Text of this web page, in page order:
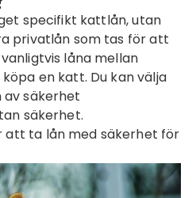
specifikt kattlån, utan
privatlån som tas för att
låna mellan
en katt. Du kan välja
säkerhet
säkerhet.
att ta lån med säkerhet för